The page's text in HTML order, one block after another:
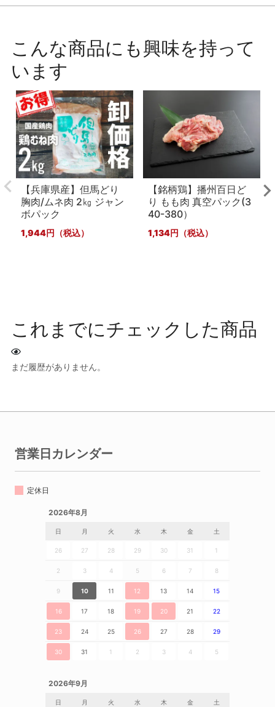
こんな商品にも興味を持って
います
【兵庫県産】但馬どり
胸肉/ムネ肉 2㎏ ジャン
ボパック
1,944
【銘柄鶏】播州百日ど
り もも肉 真空パック(3
40-380）
1,134
これまでにチェックした商品
まだ履歴がありません。
営業日カレンダー
定休日
2026年8月
日 月 火 水 木 金 土
26 27 28 29 30 31 1
2 3 4 5 6 7 8
9 10 11 12 13 14 15
16 17 18 19 20 21 22
23 24 25 26 27 28 29
30 31 1 2 3 4 5
2026年9月
日 月 火 水 木 金 土